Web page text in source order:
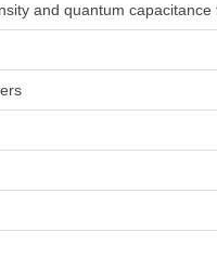
and quantum capacitance